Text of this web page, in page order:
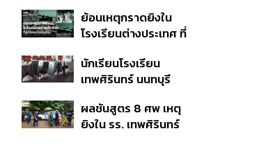
ในระดับต้นของภูมิภาค
ย้อนเหตุกราดยิงใน
โรงเรียนต่างประเทศ ที่
นักเรียนโรงเรียน
เทพศิรินทร์ นนทบุรี
ปลอดภัยชั่วคราว หลัง
เหตุใช้อาวุธปืนภายใน
ผลชันสูตร 8 ศพ เหตุ
ยิงใน รร. เทพศิรินทร์